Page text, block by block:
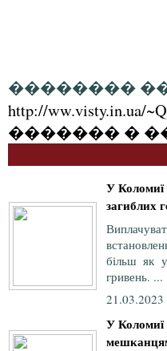
��������
http://ww.visty.in.ua/
������� �
У Коломиї
загиблих
більш як
гривень. ...
У Коломиї